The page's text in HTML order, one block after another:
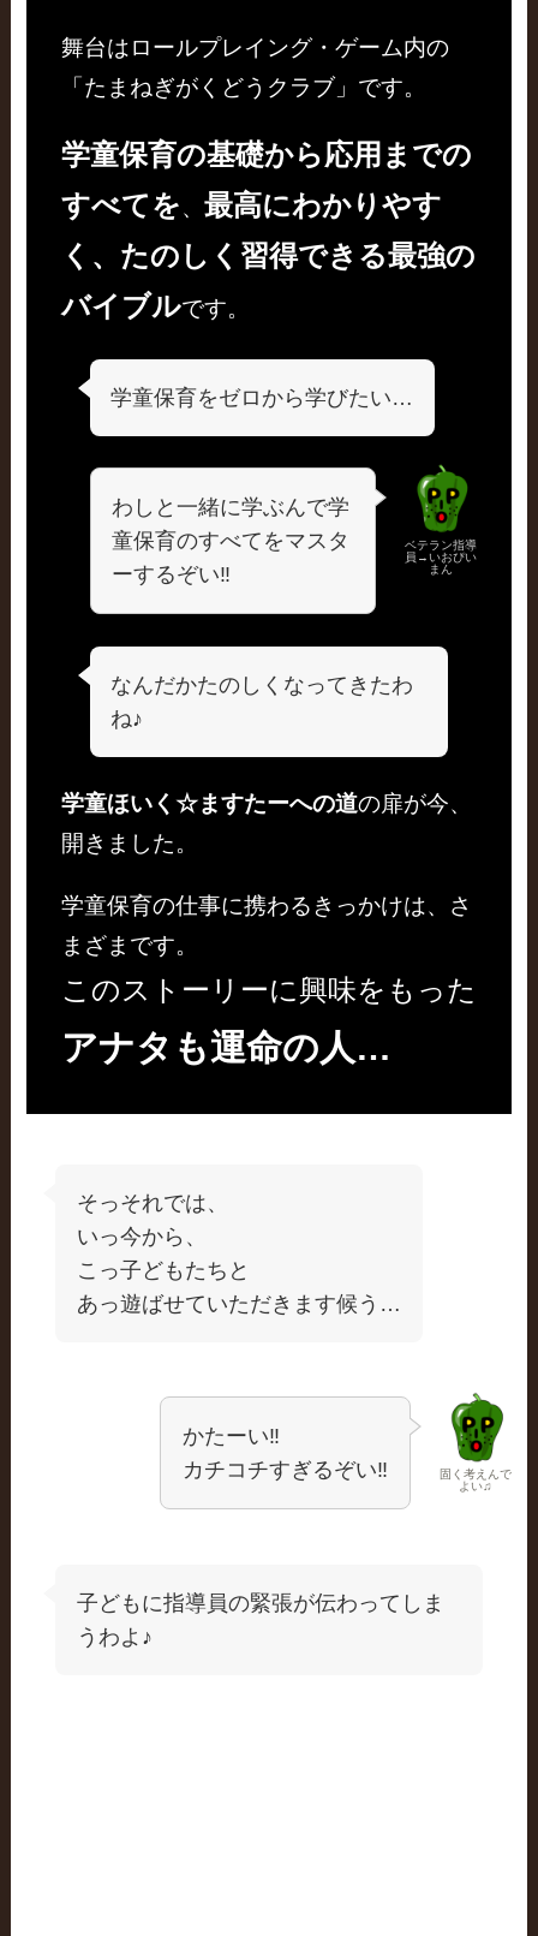
舞台はロールプレイング・ゲーム内の
「たまねぎがくどうクラブ」です。
学童保育の基礎から応用までの
すべてを、 最高にわかりやす
く、たのしく習得できる最強の
バイブルです。
学童保育をゼロから学びたい…
ベテラン指導
員→いおぴい
まん
わしと一緒に学ぶんで学
童保育のすべてをマスタ
ーするぞい‼
なんだかたのしくなってきたわ
ね♪
学童ほいく☆ますたーへの道の扉が今、
開きました。
学童保育の仕事に携わるきっかけは、さ
まざまです。
このストーリーに興味をもった
アナタも運命の人…
そっそれでは、
いっ今から、
こっ子どもたちと
あっ遊ばせていただきます候う…
固く考えんで
よい♫
かたーい‼
カチコチすぎるぞい‼
子どもに指導員の緊張が伝わってしま
うわよ♪